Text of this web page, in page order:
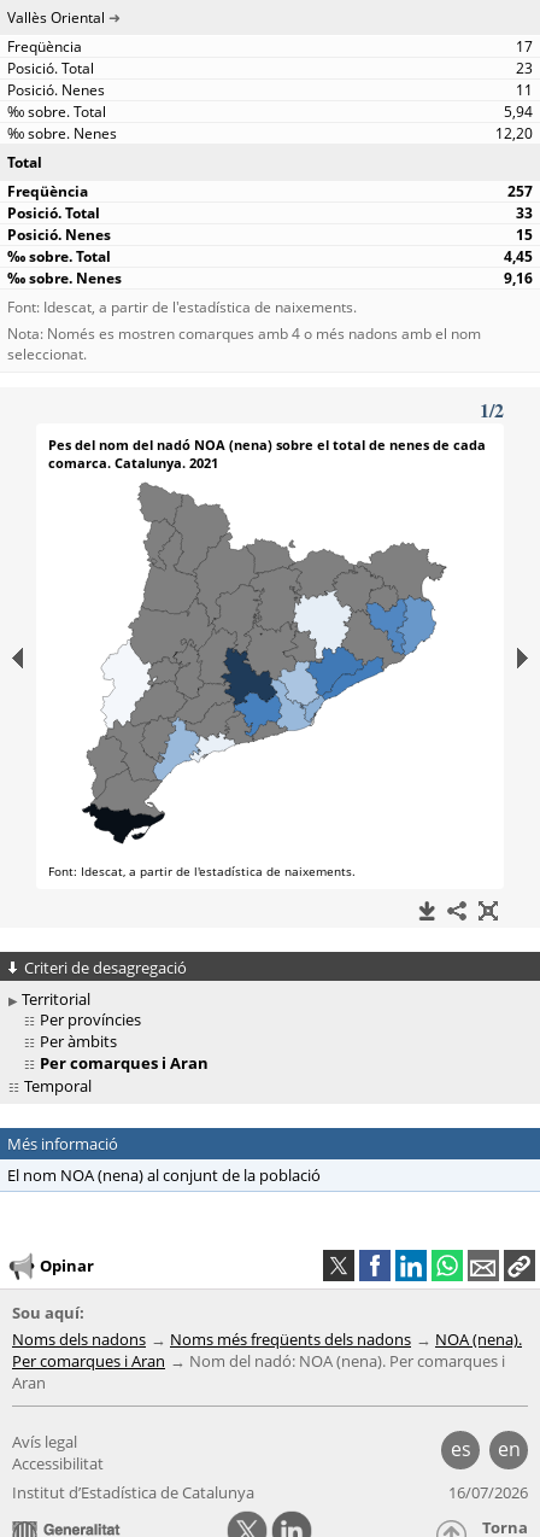
Vallès Oriental
17
23
11
5,94
12,20
Total
257
33
15
4,45
9,16
Font: Idescat, a partir de l'estadística de naixements.
Nota: Només es mostren comarques amb 4 o més nadons amb el nom
seleccionat.
Criteri de desagregació
Territorial
Per províncies
Per àmbits
Per comarques i Aran
Temporal
Més informació
El nom NOA (nena) al conjunt de la població
Opinar
Sou aquí:
Noms dels nadons
Noms més freqüents dels nadons
NOA (nena).
Per comarques i Aran
Nom del nadó: NOA (nena). Per comarques i
Aran
es en
Avís legal
Accessibilitat
Institut d’Estadística de Catalunya
16/07/2026
Torna